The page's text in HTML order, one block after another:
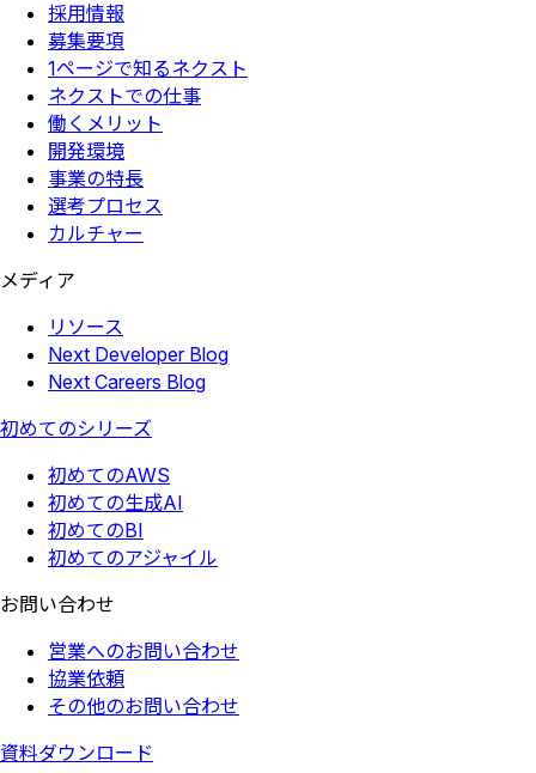
採用情報
募集要項
1ページで知るネクスト
ネクストでの仕事
働くメリット
開発環境
事業の特長
選考プロセス
カルチャー
メディア
リソース
Next Developer Blog
Next Careers Blog
初めてのシリーズ
初めてのAWS
初めての生成AI
初めてのBI
初めてのアジャイル
お問い合わせ
営業へのお問い合わせ
協業依頼
その他のお問い合わせ
資料ダウンロード